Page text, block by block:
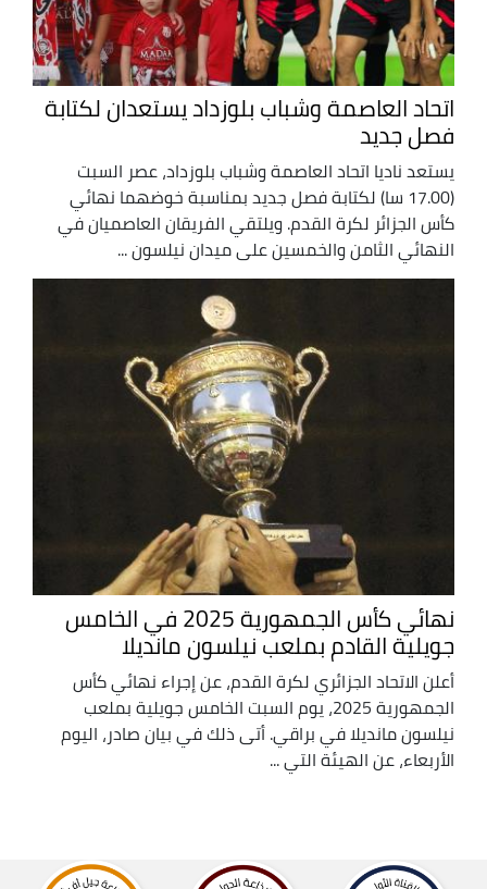
اتحاد العاصمة وشباب بلوزداد يستعدان لكتابة
فصل جديد
يستعد ناديا اتحاد العاصمة وشباب بلوزداد، عصر السبت
(17.00 سا) لكتابة فصل جديد بمناسبة خوضهما نهائي
كأس الجزائر لكرة القدم. ويلتقي الفريقان العاصميان في
النهائي الثامن والخمسين على ميدان نيلسون ...
نهائي كأس الجمهورية 2025 في الخامس
جويلية القادم بملعب نيلسون مانديلا
أعلن الاتحاد الجزائري لكرة القدم، عن إجراء نهائي كأس
الجمهورية 2025، يوم السبت الخامس جويلية بملعب
نيلسون مانديلا في براقي. أتى ذلك في بيان صادر، اليوم
الأربعاء، عن الهيئة التي ...